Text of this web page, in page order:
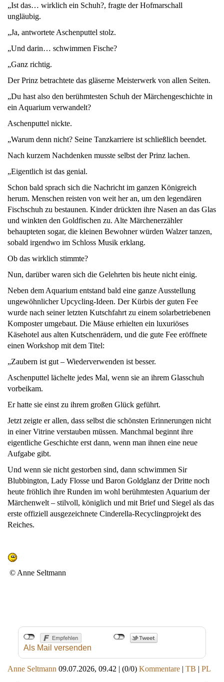
„Ist das… wirklich ein Schuh?, fragte der Hofmarschall
ungläubig.
„Ja, antwortete Aschenputtel stolz.
„Und darin… schwimmen Fische?
„Ganz richtig.
Der Prinz betrachtete das gläserne Meisterwerk von allen Seiten.
„Du hast also den berühmtesten Schuh der Märchengeschichte in
ein Aquarium verwandelt?
Aschenputtel nickte.
„Warum denn nicht? Seine Tanzkarriere ist schließlich beendet.
Nach kurzem Nachdenken musste selbst der Prinz lachen.
„Eigentlich ist das genial.
Schon bald sprach sich die Nachricht im ganzen Königreich
herum. Menschen reisten von weit her an, um den legendären
Fischschuh zu bestaunen. Kinder drückten ihre Nasen an das Glas
und winkten den Goldfischen zu. Alte Märchenerzähler
behaupteten sogar, die kleinen Bewohner würden Walzer tanzen,
sobald irgendwo im Schloss Musik erklang.
Ob das wirklich stimmte?
Nun, darüber waren sich die Gelehrten bis heute nicht einig.
Neben dem Aquarium entstand bald eine ganze Ausstellung
ungewöhnlicher Upcycling-Ideen. Der Kürbis der guten Fee
wurde nach seiner letzten Kutschfahrt zu einem solarbetriebenen
Komposter umgebaut. Die Mäuse erhielten ein luxuriöses
Käsehotel aus alten Kutschenrädern, und die gute Fee eröffnete
einen Workshop mit dem Titel:
„Zaubern ist gut – Wiederverwenden ist besser.
Aschenputtel lächelte jedes Mal, wenn sie an ihrem Glasschuh
vorbeikam.
Er hatte sie einst zu ihrem großen Glück geführt.
Jetzt zeigte er allen, dass selbst die schönsten Erinnerungen nicht
in einer Vitrine verstauben müssen. Manchmal beginnt ihre
eigentliche Geschichte erst dann, wenn man ihnen eine neue
Aufgabe gibt.
Und wenn sie nicht gestorben sind, dann schwimmen Sir
Blubbington, Lady Flosse und Baron Goldglanz der Dritte noch
heute fröhlich ihre Runden im wohl berühmtesten Aquarium der
Märchenwelt – stilvoll, königlich und mit Brief und Siegel als das
erste offiziell ausgezeichnete Cinderella-Recyclingprojekt des
Reiches.
© Anne Seltmann
Als Mail versenden
Anne Seltmann 09.07.2026, 09.42 (0/0) Kommentare TB PL